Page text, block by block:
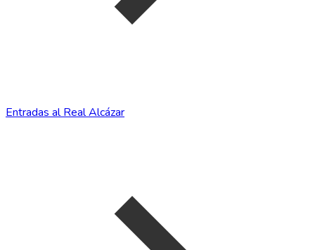
Entradas al Real Alcázar